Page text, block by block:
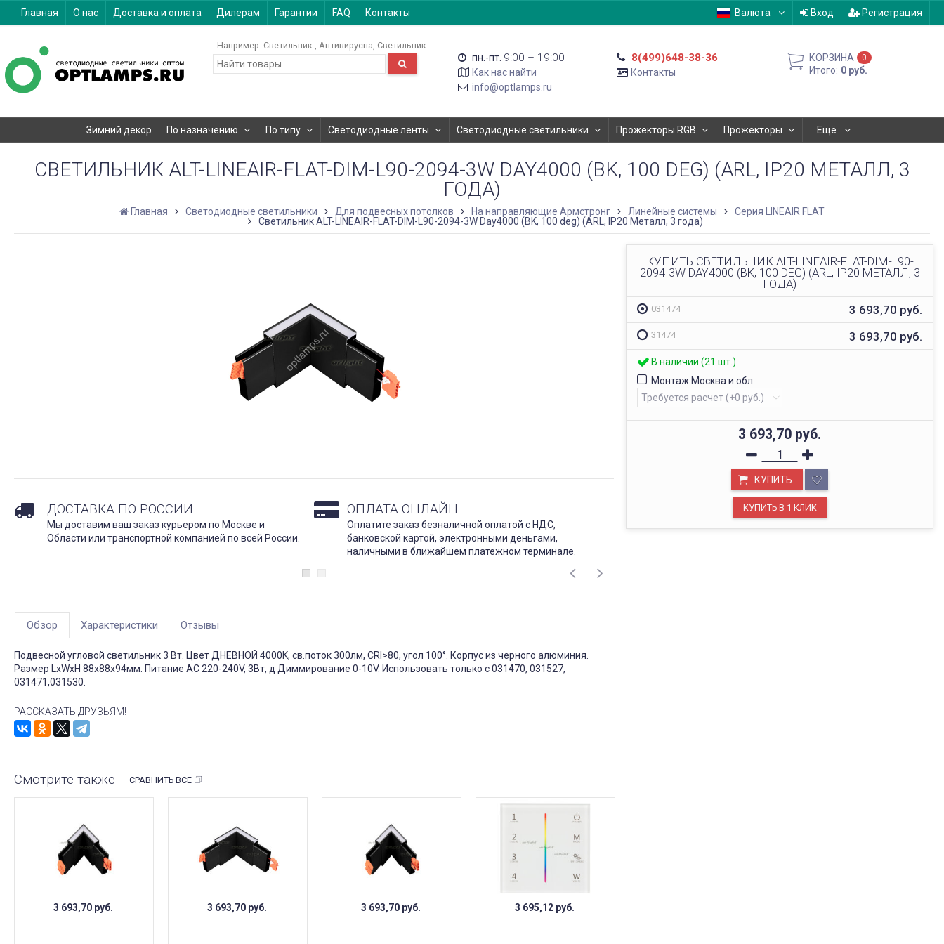
Главная О нас Доставка и оплата Дилерам Гарантии FAQ Контакты Валюта Вход Регистрация
Например: Светильник- Антивирусна Светильник-
пн.-пт. 9:00 – 19:00
Как нас найти
info@optlamps.ru
8(499)648-38-36
Контакты
КОРЗИНА 0
Итого: 0 руб.
Зимний декор По назначению По типу Светодиодные ленты Светодиодные светильники Прожекторы RGB Прожекторы Ещё
СВЕТИЛЬНИК ALT-LINEAIR-FLAT-DIM-L90-2094-3W DAY4000 (BK, 100 DEG) (ARL, IP20 МЕТАЛЛ, 3
ГОДА)
Главная Светодиодные светильники Для подвесных потолков На направляющие Армстронг Линейные системы
Серия LINEAIR FLAT
Светильник ALT-LINEAIR-FLAT-DIM-L90-2094-3W Day4000 (BK, 100 deg) (ARL, IP20 Металл, 3 года)
КУПИТЬ СВЕТИЛЬНИК ALT-LINEAIR-FLAT-DIM-L90-
2094-3W DAY4000 (BK, 100 DEG) (ARL, IP20 МЕТАЛЛ, 3
ГОДА)
031474 3 693,70 руб.
31474 3 693,70 руб.
В наличии (21 шт.)
Монтаж Москва и обл.
3 693,70 руб.
КУПИТЬ
ДОСТАВКА ПО РОССИИ
Мы доставим ваш заказ курьером по Москве и
Области или транспортной компанией по всей России.
ОПЛАТА ОНЛАЙН
Оплатите заказ безналичной оплатой с НДС,
банковской картой, электронными деньгами,
наличными в ближайшем платежном терминале.
ОФИС В МОСКВЕ
Обзор Характеристики Отзывы
Подвесной угловой светильник 3 Вт. Цвет ДНЕВНОЙ 4000K, св.поток 300лм, CRI>80, угол 100°. Корпус из черного алюминия.
Размер LxWxH 88x88x94мм. Питание AC 220-240V, 3Вт, д Диммирование 0-10V. Использовать только с 031470, 031527,
031471,031530.
РАССКАЗАТЬ ДРУЗЬЯМ!
Смотрите также СРАВНИТЬ ВСЕ
3 693,70 руб. 3 693,70 руб. 3 693,70 руб. 3 695,12 руб.